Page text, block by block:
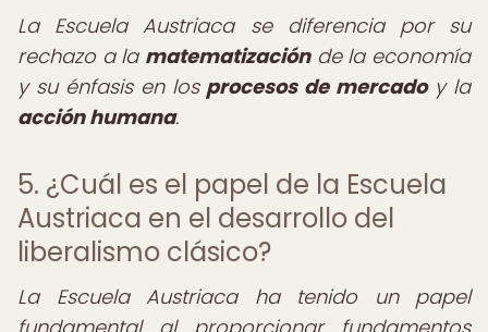
La Escuela Austriaca se diferencia por su
rechazo a la matematizaciónde la economía
y su énfasis en los procesos de mercadoy la
acción humana.
5. ¿Cuál es el papel de la Escuela
Austriaca en el desarrollo del
liberalismo clásico?
La Escuela Austriaca ha tenido un papel